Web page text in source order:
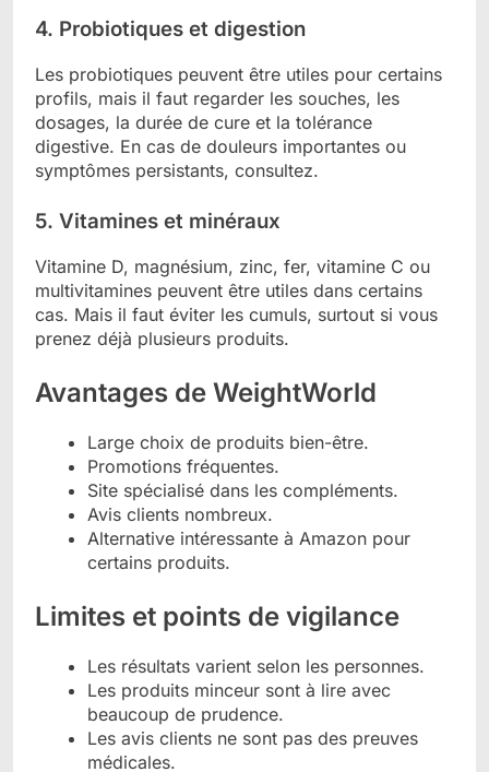
4. Probiotiques et digestion
Les probiotiques peuvent être utiles pour certains
profils, mais il faut regarder les souches, les
dosages, la durée de cure et la tolérance
digestive. En cas de douleurs importantes ou
symptômes persistants, consultez.
5. Vitamines et minéraux
Vitamine D, magnésium, zinc, fer, vitamine C ou
multivitamines peuvent être utiles dans certains
cas. Mais il faut éviter les cumuls, surtout si vous
prenez déjà plusieurs produits.
Avantages de WeightWorld
Large choix de produits bien-être.
Promotions fréquentes.
Site spécialisé dans les compléments.
Avis clients nombreux.
Alternative intéressante à Amazon pour
certains produits.
Limites et points de vigilance
Les résultats varient selon les personnes.
Les produits minceur sont à lire avec
beaucoup de prudence.
Les avis clients ne sont pas des preuves
médicales.